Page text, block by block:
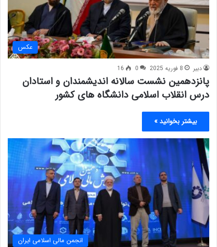
عکس
دبیر 8 فوریه 2025 0
16
پانزدهمین نشست سالانه اندیشمندان و استادان
درس انقلاب اسلامی دانشگاه های کشور
بیشتر بخوانید »
انجمن مالی اسلامی ایران